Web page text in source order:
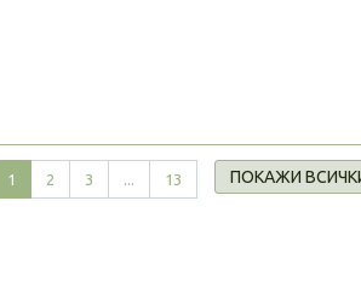
ПОКАЖИ
1 2 3 ... 13